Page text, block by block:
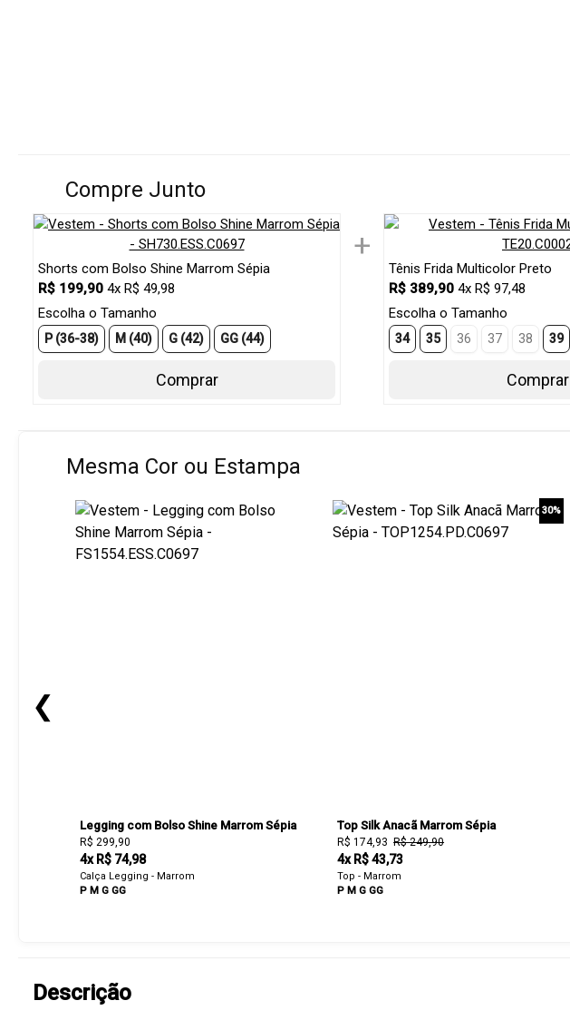
Compre Junto
Shorts com Bolso Shine Marrom Sépia
R$ 199,90 4x R$ 49,98
Escolha o Tamanho
P (36-38) M (40) G (42) GG (44)
Comprar
+
Tênis Frida Multicolor Preto
R$ 389,90 4x R$ 97,48
Escolha o Tamanho
34 35 36 37 38 39
Comprar
Mesma Cor ou Estampa
❮
Legging com Bolso Shine Marrom Sépia
R$ 299,90
4x R$ 74,98
Calça Legging - Marrom
P M G GG
30%
Top Silk Anacã Marrom Sépia
R$ 174,93 R$ 249,90
4x R$ 43,73
Top - Marrom
P M G GG
Descrição